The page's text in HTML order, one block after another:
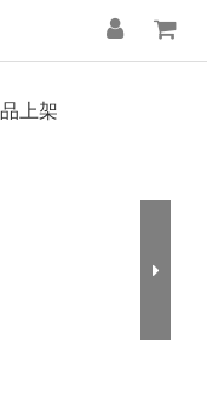
上架